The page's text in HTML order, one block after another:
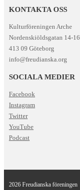
KONTAKTA OSS
Kulturföreningen Arche
Nordenskiöldsgatan 14-16
413 09 Göteborg
info@freudianska.org
SOCIALA MEDIER
Facebook
Instagram
Twitter
YouTube
Podcast
2026 Freudianska föreningen